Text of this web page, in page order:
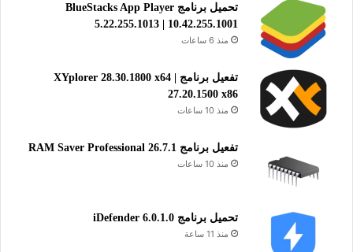
تحميل برنامج BlueStacks App Player
5.22.255.1013 | 10.42.255.1001
منذ 6 ساعات
تفعيل برنامج XYplorer 28.30.1800 x64 |
27.20.1500 x86
منذ 10 ساعات
تفعيل برنامج RAM Saver Professional 26.7.1
منذ 10 ساعات
تحميل برنامج iDefender 6.0.1.0
منذ 11 ساعة